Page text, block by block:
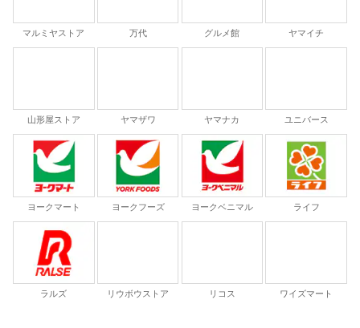
マルミヤストア 万代 グルメ館 ヤマイチ
山形屋ストア ヤマザワ ヤマナカ ユニバース
ヨークマート ヨークフーズ ヨークベニマル ライフ
ラルズ リウボウストア リコス ワイズマート